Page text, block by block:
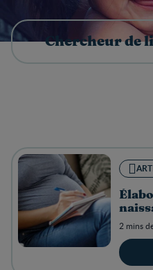
Chercheur de
2 mins